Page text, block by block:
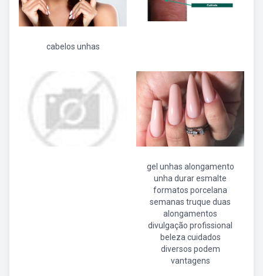
cabelos unhas
gel unhas alongamento
unha durar esmalte
formatos porcelana
semanas truque duas
alongamentos
divulgação profissional
beleza cuidados
diversos podem
vantagens